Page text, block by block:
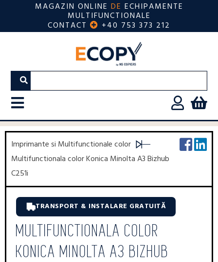
MAGAZIN ONLINE DE ECHIPAMENTE
MULTIFUNCTIONALE
CONTACT +40 753 373 212
Imprimante si Multifunctionale color
Multifunctionala color Konica Minolta A3 Bizhub
C251i
TRANSPORT & INSTALARE GRATUITĂ
MULTIFUNCTIONALA COLOR
KONICA MINOLTA A3 BIZHUB